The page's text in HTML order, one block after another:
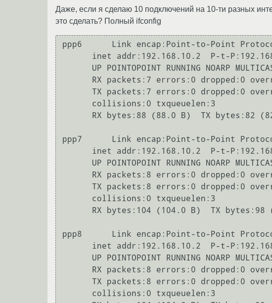
Даже, если я сделаю 10 подключений на 10-ти разных
это сделать? Полный ifconfig
ppp6      Link encap:Point-to-Point
ppp7      Link encap:Point-to-Point
ppp8      Link encap:Point-to-Point